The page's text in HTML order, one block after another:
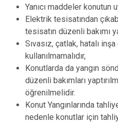
Yanıcı maddeler konutun
Elektrik tesisatından
tesisatın düzenli bakımı
Sıvasız, çatlak, hatalı
kullanılmamalıdır,
Konutlarda da yangın
düzenli bakımları
öğrenilmelidir.
Konut Yangınlarında
nedenle konutlar için